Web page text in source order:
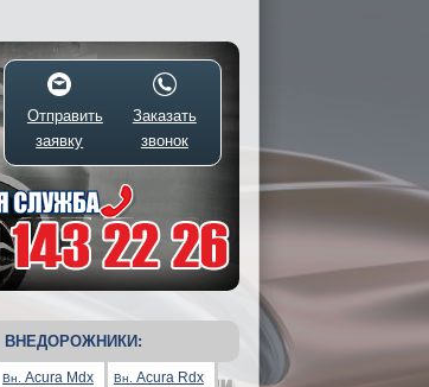
Отправить
заявку
Заказать
звонок
ВНЕДОРОЖНИКИ:
Вн. Acura Mdx Вн. Acura Rdx